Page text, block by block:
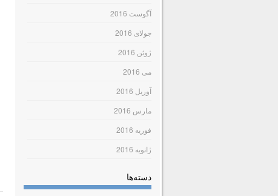
آگوست 2016
جولای 2016
ژوئن 2016
می 2016
آوریل 2016
مارس 2016
فوریه 2016
ژانویه 2016
دسته‌ها